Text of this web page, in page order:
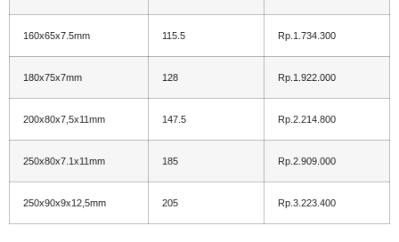
160x65x7.5mm 115.5 Rp.1.734.300
180x75x7mm 128 Rp.1.922.000
200x80x7,5x11mm 147.5 Rp.2.214.800
250x80x7.1x11mm 185 Rp.2.909.000
250x90x9x12,5mm 205 Rp.3.223.400